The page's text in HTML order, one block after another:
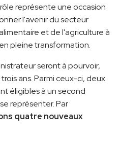
représente une occasion
l'avenir du secteur
et de l'agriculture à
pleine transformation.
seront à pourvoir,
ans. Parmi ceux-ci, deux
éligibles à un second
représenter. Par
quatre nouveaux